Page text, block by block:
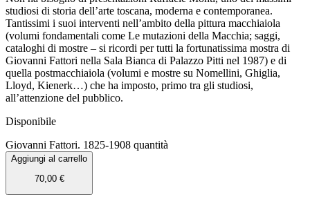
studiosi di storia dell’arte toscana, moderna e contemporanea.
Tantissimi i suoi interventi nell’ambito della pittura macchiaiola
(volumi fondamentali come Le mutazioni della Macchia; saggi,
cataloghi di mostre – si ricordi per tutti la fortunatissima mostra di
Giovanni Fattori nella Sala Bianca di Palazzo Pitti nel 1987) e di
quella postmacchiaiola (volumi e mostre su Nomellini, Ghiglia,
Lloyd, Kienerk…) che ha imposto, primo tra gli studiosi,
all’attenzione del pubblico.
Disponibile
Giovanni Fattori. 1825-1908 quantità
Aggiungi al carrello
70,00 €